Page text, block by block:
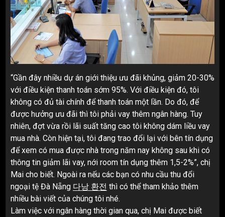
“Gần đây nhiều dự án giới thiệu ưu đãi khủng, giảm 20-30%
với điều kiện thanh toán sớm 95%. Với điều kiện đó, tôi
không có đủ tài chính để thanh toán một lần. Do đó, để
được hưởng ưu đãi thì tôi phải vay thêm ngân hàng. Tuy
nhiên, đợt vừa rồi lãi suất tăng cao tôi không dám liều vay
mua nhà. Còn hiện tại, tôi đang trao đổi lại với bên tín dụng
để xem có mua được nhà trong năm nay không sau khi có
thông tin giảm lãi vay, nới room tín dụng thêm 1,5-2%”, chị
Mai cho biết. Ngoài ra nếu các bạn có nhu cầu thu đổi
ngoại tệ Đà Nẵng 다낭 환전 thì có thể tham khảo thêm
nhiều bài viết của chúng tôi nhé.
Làm việc với ngân hàng thời gian qua, chị Mai được biết